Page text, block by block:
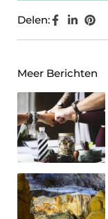
Delen:
Meer Berichten